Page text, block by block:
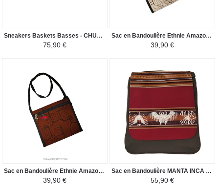
Sneakers Baskets Basses - CHULUCANAS Tissu Péruvien Motif Ethniques Homme-Femme - Noir / Blanc
75,90 €
Sac en Bandoulière Ethnie Amazonienne - Kéne Shipibo Conibo - Beige/Noire
39,90 €
Sac en Bandoulière Ethnie Amazonienne - Kéne Shipibo Conibo - Marron/Noir
39,90 €
Sac en Bandoulière MANTA INCA - Pour Homme Oiseaux Nazca - Bordeaux / Marron
55,90 €